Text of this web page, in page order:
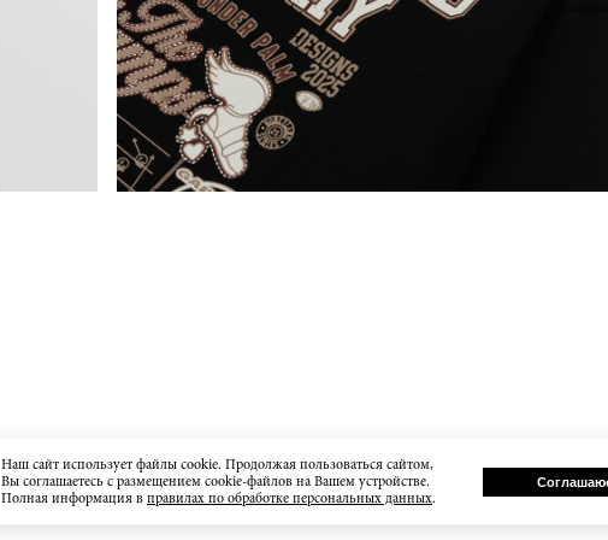
Наш сайт использует файлы cookie. Продолжая пользоваться сайтом,
Вы соглашаетесь с размещением cookie-файлов на Вашем устройстве.
Полная информация в правилах по обработке персональных данных.